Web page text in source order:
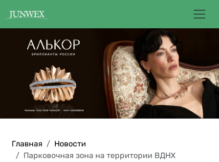
Главная
Новости
Парковочная зона на территории ВДНХ